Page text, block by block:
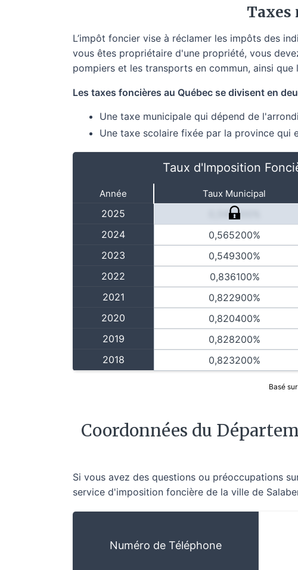
Taxes
L’impôt foncier vise à réclamer les impôts des
vous êtes propriétaire d'une propriété, vous
pompiers et les transports en commun, ainsi
Les taxes foncières au Québec se divisent en
Une taxe municipale qui dépend de
Une taxe scolaire fixée par la province qui
Taux d'Imposition
Année Taux Municipal
2025 0,598000%
2024
0,565200%
2023
0,549300%
2022
0,836100%
2021
0,822900%
2020
0,820400%
2019
0,828200%
2018
0,823200%
Basé
Coordonnées du
Si vous avez des questions ou préoccupations
service d'imposition foncière de la ville de
Numéro de Téléphone